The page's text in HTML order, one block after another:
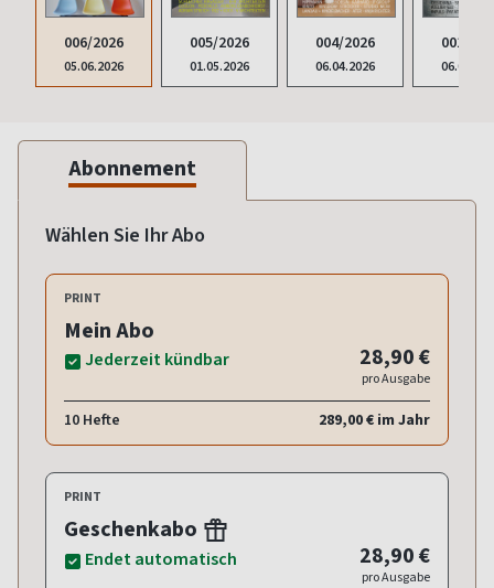
006/2026
05.06.2026
005/2026
01.05.2026
004/2026
06.04.2026
001/
Abonnement
Wählen Sie Ihr Abo
PRINT
Mein Abo
Jederzeit kündbar 28,90 €
pro Ausgabe
10 Hefte 289,00 € im Jahr
PRINT
Geschenkabo
Endet automatisch 28,90 €
pro Ausgabe